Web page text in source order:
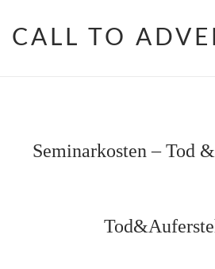
CALL TO
Seminarkosten – Tod